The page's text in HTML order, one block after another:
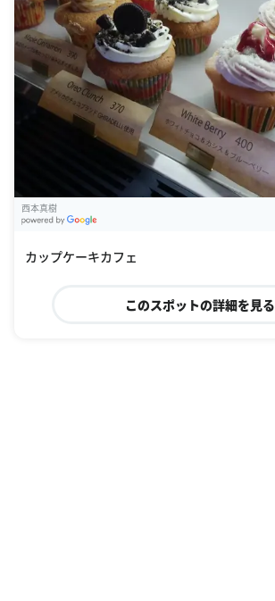
西本真樹
カップケーキカフェ
このスポットの詳細を見る